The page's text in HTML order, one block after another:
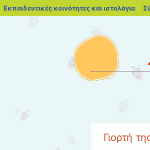
Εκπαιδευτικές κοινότητες και ιστολόγια
Μετάβαση
Γιορτή